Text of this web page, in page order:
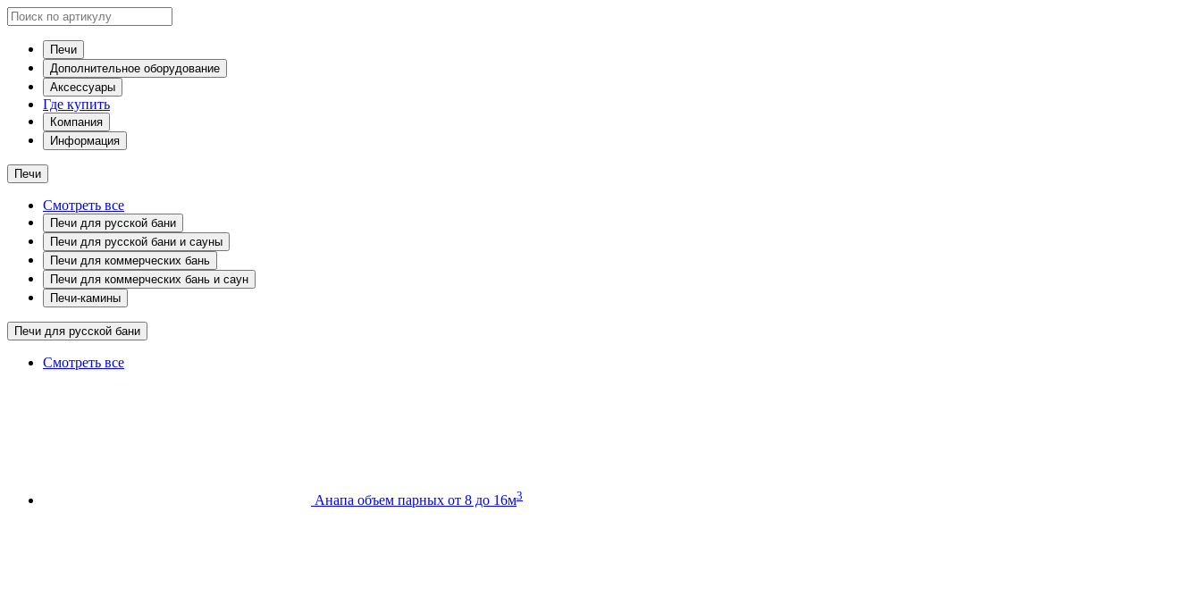
Печи
Дополнительное оборудование
Аксессуары
Где купить
Компания
Информация
Печи
Смотреть все
Печи для русской бани
Печи для русской бани и сауны
Печи для коммерческих бань
Печи для коммерческих бань и саун
Печи-камины
Печи для русской бани
Смотреть все
Анапа объем парных от 8 до 16м3